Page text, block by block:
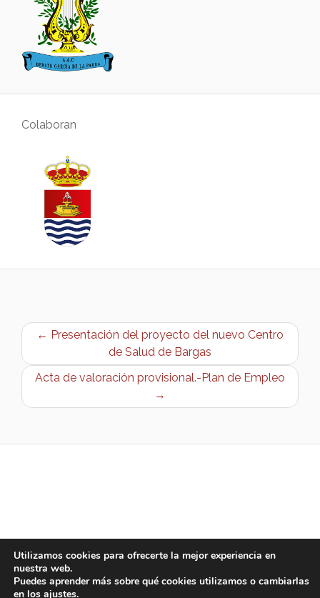
Colaboran
← Presentación del proyecto del nuevo Centro
de Salud de Bargas
Acta de valoración provisional.-Plan de Empleo
→
Utilizamos cookies para ofrecerte la mejor experiencia en
nuestra web.
Puedes aprender más sobre qué cookies utilizamos o cambiarlas
en los ajustes.